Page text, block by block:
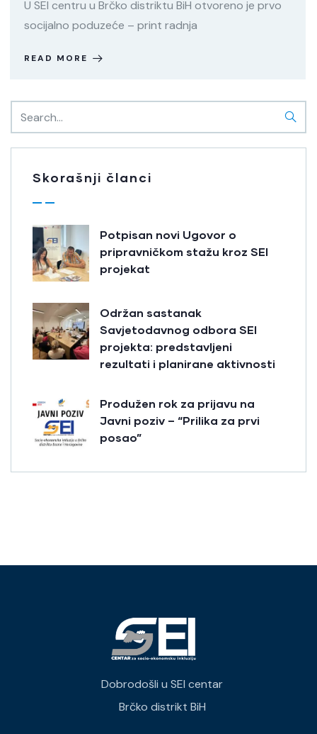
U SEI centru u Brčko distriktu BiH otvoreno je prvo
socijalno poduzeće – print radnja
READ MORE
Skorašnji članci
Potpisan novi Ugovor o
pripravničkom stažu kroz SEI
projekat
Održan sastanak
Savjetodavnog odbora SEI
projekta: predstavljeni
rezultati i planirane aktivnosti
Produžen rok za prijavu na
Javni poziv – “Prilika za prvi
posao”
Dobrodošli u SEI centar
Brčko distrikt BiH